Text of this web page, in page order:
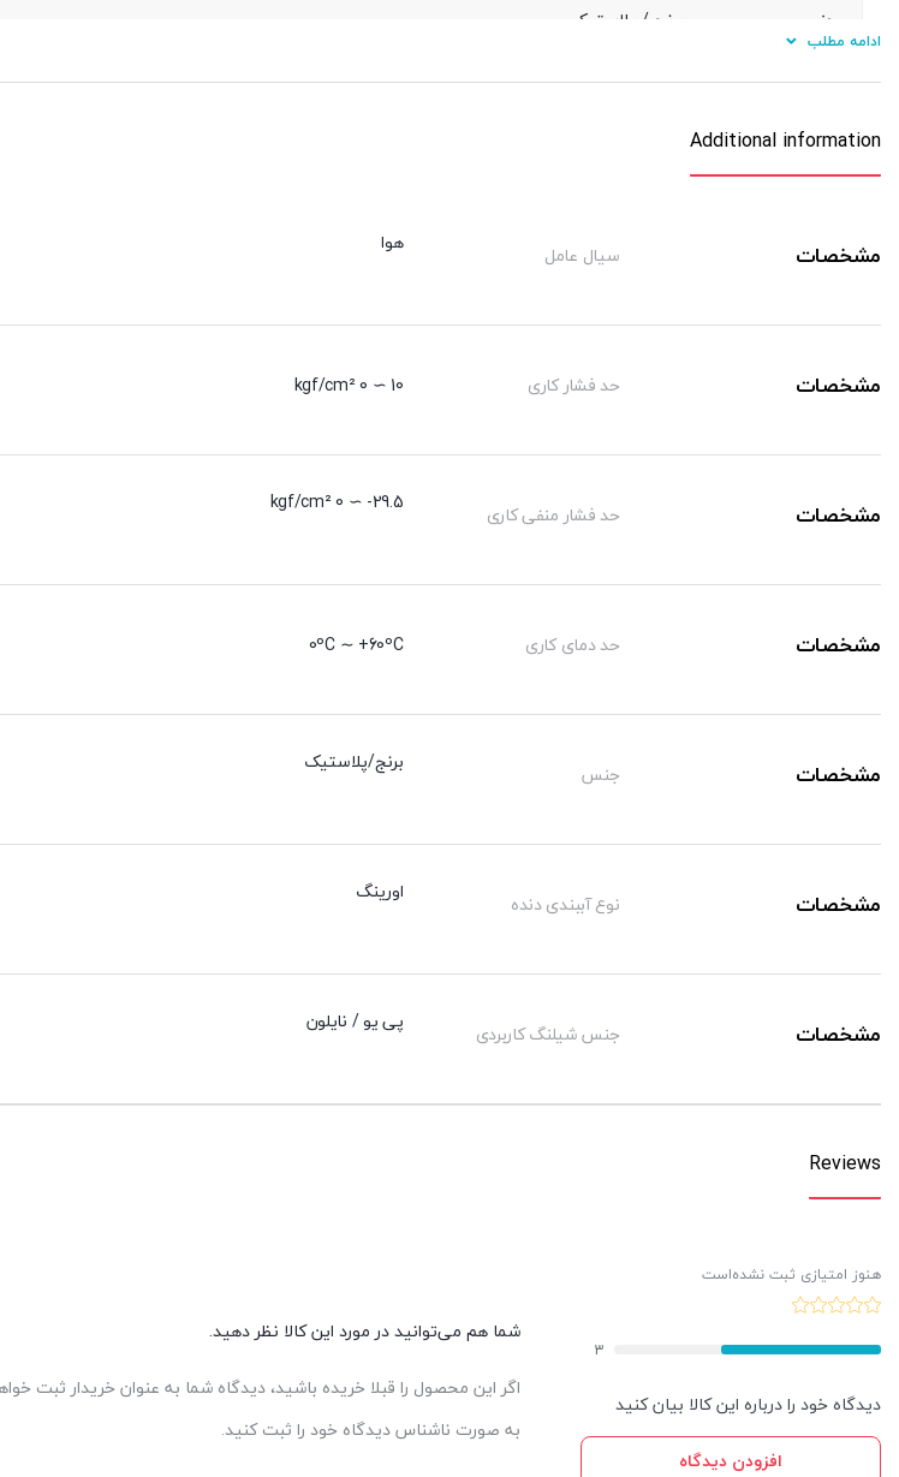
جنس
برنج / پلاستیک
ادامه مطلب
Additional information
مشخصات سیال عامل هوا
مشخصات حد فشار کاری 10 ∼ 0 kgf/cm²
مشخصات حد فشار منفی کاری 29.5- ∼ 0 kgf/cm²
مشخصات حد دمای کاری 0ºC ∼ +60ºC
مشخصات جنس برنج/پلاستیک
مشخصات نوع آببندی دنده اورینگ
مشخصات جنس شیلنگ کاربردی پی یو / نایلون
Reviews
هنوز امتیازی ثبت نشده‌است
3
دیدگاه خود را درباره این کالا بیان کنید
افزودن دیدگاه
شما هم می‌توانید در مورد این کالا نظر دهید.
اگر این محصول را قبلا خریده باشید، دیدگاه شما به عنوان خریدار ثبت
به صورت ناشناس دیدگاه خود را ثبت کنید.